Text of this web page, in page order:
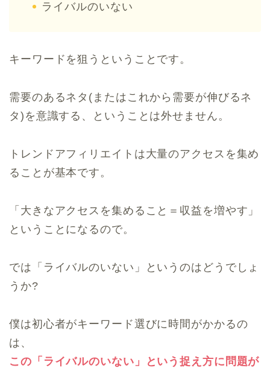
ライバルのいない
キーワードを狙うということです。
需要のあるネタ(またはこれから需要が伸びるネ
タ)を意識する、ということは外せません。
トレンドアフィリエイトは大量のアクセスを集め
ることが基本です。
「大きなアクセスを集めること＝収益を増やす」
ということになるので。
では「ライバルのいない」というのはどうでしょ
うか?
僕は初心者がキーワード選びに時間がかかるの
は、
この「ライバルのいない」という捉え方に問題が